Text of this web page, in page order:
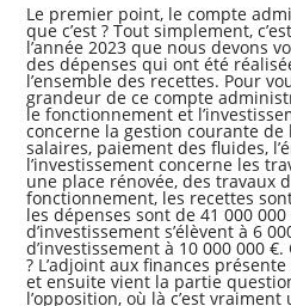
Le premier point, le compte
que c’est ? Tout simplement,
l’année 2023 que nous devons
des dépenses qui ont été
l’ensemble des recettes. Pour
grandeur de ce compte
le fonctionnement et
concerne la gestion courante
salaires, paiement des fluides,
l’investissement concerne les
une place rénovée, des travaux
fonctionnement, les recettes
les dépenses sont de 41 000
d’investissement s’élèvent à 6
d’investissement à 10 000 000
? L’adjoint aux finances
et ensuite vient la partie
l’opposition, où là c’est